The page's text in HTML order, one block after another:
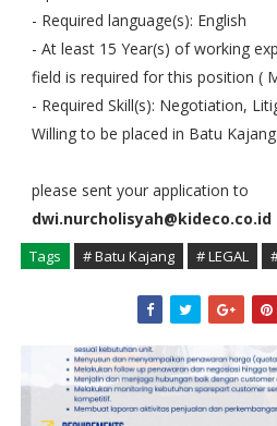
- Required language(s): English
- At least 15 Year(s) of working
field is required for this position (
- Required Skill(s): Negotiation,
Willing to be placed in Batu
please sent your application to
dwi.nurcholisyah@kideco.co.id
Tags # Batu Kajang # LEGAL